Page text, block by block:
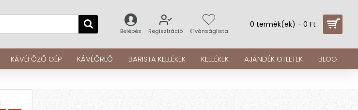
Belépés Regisztráció Kívánságlista
0 termék(ek) - 0 Ft
KÁVÉFŐZŐ GÉP KÁVÉŐRLŐ BARISTA KELLÉKEK KELLÉKEK AJÁNDÉK ÖTLETEK BLOG